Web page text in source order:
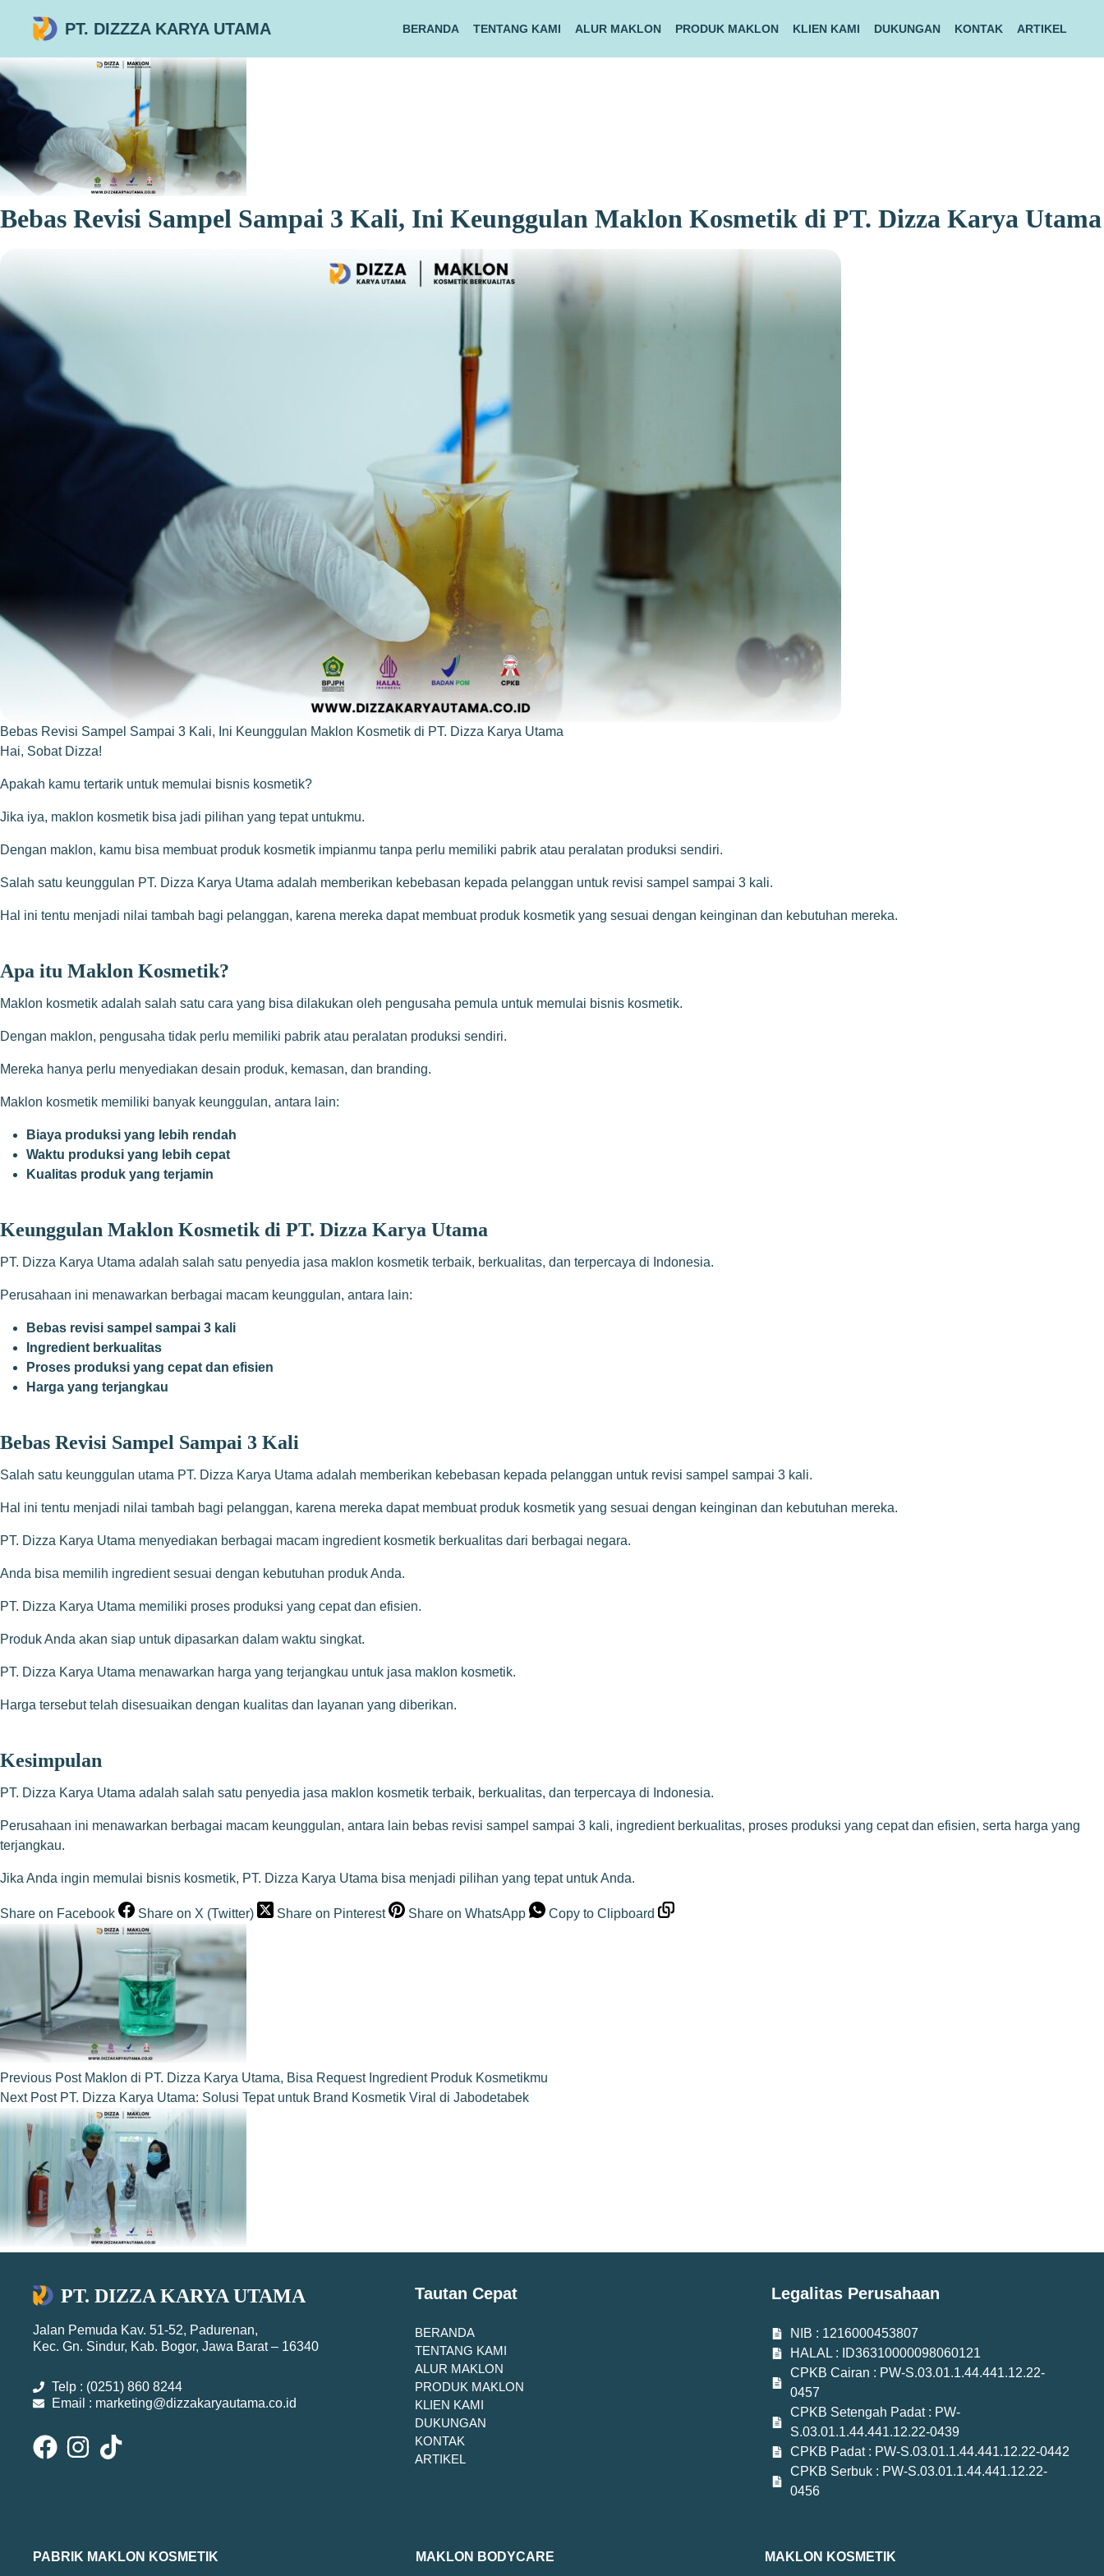
PT. DIZZZA KARYA UTAMA BERANDA TENTANG KAMI ALUR MAKLON PRODUK MAKLON KLIEN KAMI DUKUNGAN KONTAK ARTIKEL
Bebas Revisi Sampel Sampai 3 Kali, Ini Keunggulan Maklon Kosmetik di PT. Dizza Karya Utama
Bebas Revisi Sampel Sampai 3 Kali, Ini Keunggulan Maklon Kosmetik di PT. Dizza Karya Utama
Hai, Sobat Dizza!
Apakah kamu tertarik untuk memulai bisnis kosmetik?
Jika iya, maklon kosmetik bisa jadi pilihan yang tepat untukmu.
Dengan maklon, kamu bisa membuat produk kosmetik impianmu tanpa perlu memiliki pabrik atau peralatan produksi sendiri.
Salah satu keunggulan PT. Dizza Karya Utama adalah memberikan kebebasan kepada pelanggan untuk revisi sampel sampai 3 kali.
Hal ini tentu menjadi nilai tambah bagi pelanggan, karena mereka dapat membuat produk kosmetik yang sesuai dengan keinginan dan kebutuhan mereka.
Apa itu Maklon Kosmetik?
Maklon kosmetik adalah salah satu cara yang bisa dilakukan oleh pengusaha pemula untuk memulai bisnis kosmetik.
Dengan maklon, pengusaha tidak perlu memiliki pabrik atau peralatan produksi sendiri.
Mereka hanya perlu menyediakan desain produk, kemasan, dan branding.
Maklon kosmetik memiliki banyak keunggulan, antara lain:
Biaya produksi yang lebih rendah
Waktu produksi yang lebih cepat
Kualitas produk yang terjamin
Keunggulan Maklon Kosmetik di PT. Dizza Karya Utama
PT. Dizza Karya Utama adalah salah satu penyedia jasa maklon kosmetik terbaik, berkualitas, dan terpercaya di Indonesia.
Perusahaan ini menawarkan berbagai macam keunggulan, antara lain:
Bebas revisi sampel sampai 3 kali
Ingredient berkualitas
Proses produksi yang cepat dan efisien
Harga yang terjangkau
Bebas Revisi Sampel Sampai 3 Kali
Salah satu keunggulan utama PT. Dizza Karya Utama adalah memberikan kebebasan kepada pelanggan untuk revisi sampel sampai 3 kali.
Hal ini tentu menjadi nilai tambah bagi pelanggan, karena mereka dapat membuat produk kosmetik yang sesuai dengan keinginan dan kebutuhan mereka.
PT. Dizza Karya Utama menyediakan berbagai macam ingredient kosmetik berkualitas dari berbagai negara.
Anda bisa memilih ingredient sesuai dengan kebutuhan produk Anda.
PT. Dizza Karya Utama memiliki proses produksi yang cepat dan efisien.
Produk Anda akan siap untuk dipasarkan dalam waktu singkat.
PT. Dizza Karya Utama menawarkan harga yang terjangkau untuk jasa maklon kosmetik.
Harga tersebut telah disesuaikan dengan kualitas dan layanan yang diberikan.
Kesimpulan
PT. Dizza Karya Utama adalah salah satu penyedia jasa maklon kosmetik terbaik, berkualitas, dan terpercaya di Indonesia.
Perusahaan ini menawarkan berbagai macam keunggulan, antara lain bebas revisi sampel sampai 3 kali, ingredient berkualitas, proses produksi yang cepat dan efisien, serta harga yang
terjangkau.
Jika Anda ingin memulai bisnis kosmetik, PT. Dizza Karya Utama bisa menjadi pilihan yang tepat untuk Anda.
Share on Facebook Share on X (Twitter) Share on Pinterest Share on WhatsApp Copy to Clipboard
Previous Post Maklon di PT. Dizza Karya Utama, Bisa Request Ingredient Produk Kosmetikmu
Next Post PT. Dizza Karya Utama: Solusi Tepat untuk Brand Kosmetik Viral di Jabodetabek
PT. DIZZA KARYA UTAMA
Jalan Pemuda Kav. 51-52, Padurenan,
Kec. Gn. Sindur, Kab. Bogor, Jawa Barat – 16340
Telp : (0251) 860 8244
Email : marketing@dizzakaryautama.co.id
Tautan Cepat
BERANDA
TENTANG KAMI
ALUR MAKLON
PRODUK MAKLON
KLIEN KAMI
DUKUNGAN
KONTAK
ARTIKEL
Legalitas Perusahaan
NIB : 1216000453807
HALAL : ID36310000098060121
CPKB Cairan : PW-S.03.01.1.44.441.12.22-
0457
CPKB Setengah Padat : PW-
S.03.01.1.44.441.12.22-0439
CPKB Padat : PW-S.03.01.1.44.441.12.22-0442
CPKB Serbuk : PW-S.03.01.1.44.441.12.22-
0456
PABRIK MAKLON KOSMETIK MAKLON BODYCARE MAKLON KOSMETIK